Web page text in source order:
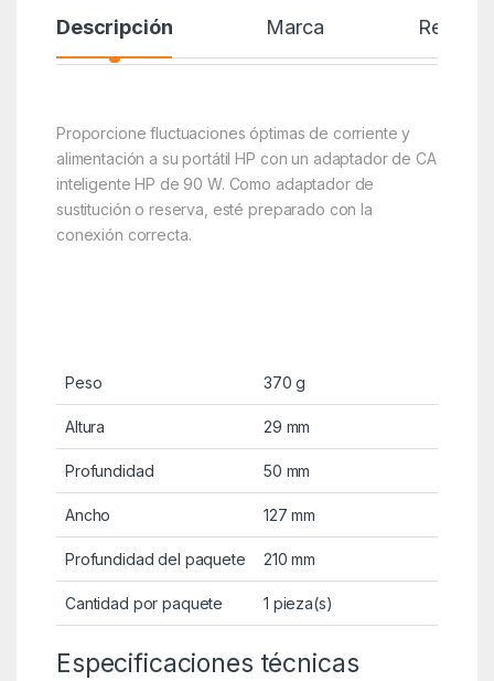
Descripción Marca Reseñas
Proporcione fluctuaciones óptimas de corriente y
alimentación a su portátil HP con un adaptador de CA
inteligente HP de 90 W. Como adaptador de
sustitución o reserva, esté preparado con la
conexión correcta.
Peso 370 g
Altura 29 mm
Profundidad 50 mm
Ancho 127 mm
Profundidad del paquete 210 mm
Cantidad por paquete 1 pieza(s)
Especificaciones técnicas